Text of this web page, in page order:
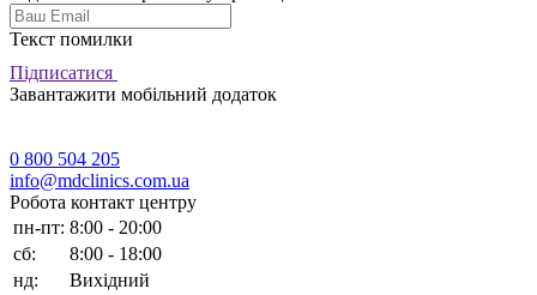
Текст помилки
Підписатися
Завантажити мобільний додаток
0 800 504 205
info@mdclinics.com.ua
Робота контакт центру
пн-пт: 8:00 - 20:00
сб:
8:00 - 18:00
нд:
Вихідний